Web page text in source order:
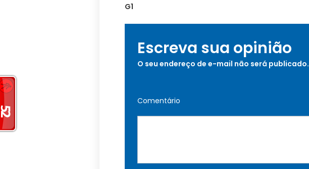
G1
Escreva sua opinião
O seu endereço de e-mail não será publicado.
Comentário